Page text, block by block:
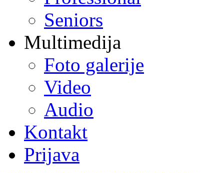
Seniors
Multimedija
Foto galerije
Video
Audio
Kontakt
Prijava